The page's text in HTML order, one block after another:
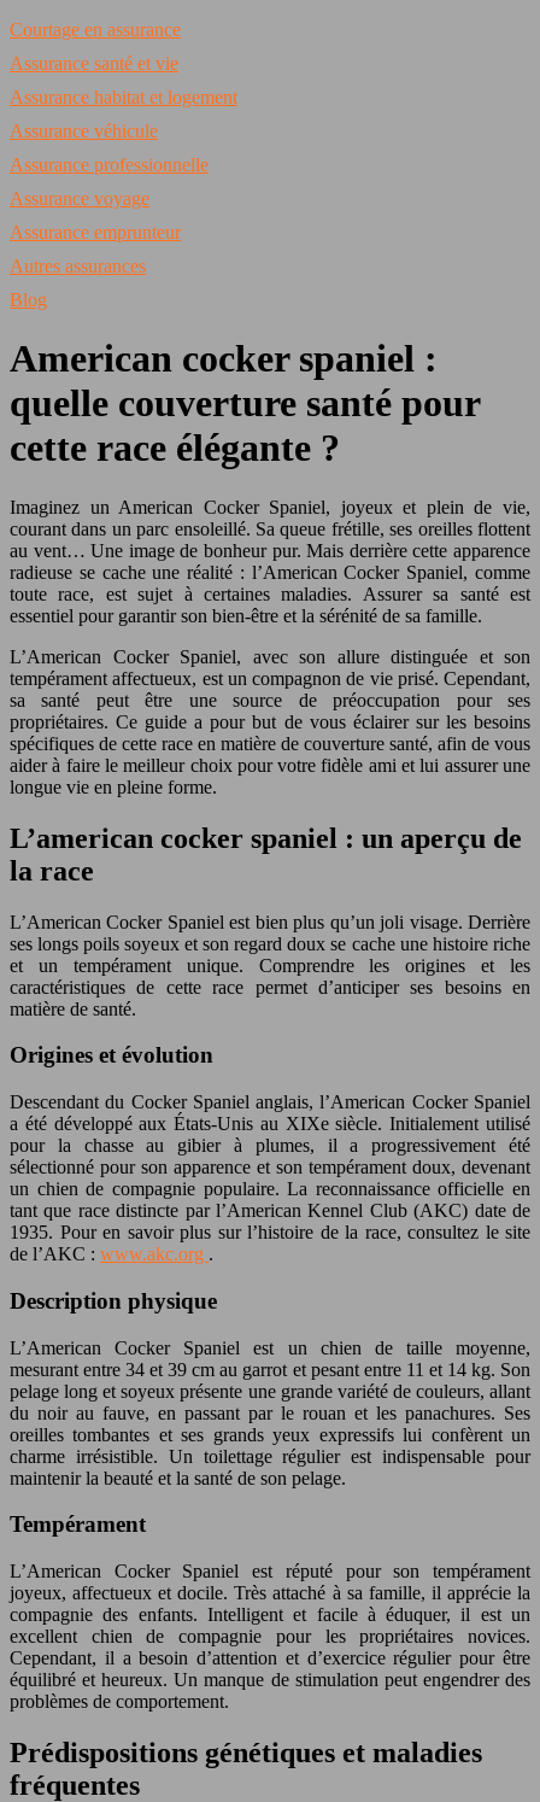
Courtage en assurance
Assurance santé et vie
Assurance habitat et logement
Assurance véhicule
Assurance professionnelle
Assurance voyage
Assurance emprunteur
Autres assurances
Blog
American cocker spaniel :
quelle couverture santé pour
cette race élégante ?
Imaginez un American Cocker Spaniel, joyeux et plein de vie,
courant dans un parc ensoleillé. Sa queue frétille, ses oreilles flottent
au vent… Une image de bonheur pur. Mais derrière cette apparence
radieuse se cache une réalité : l’American Cocker Spaniel, comme
toute race, est sujet à certaines maladies. Assurer sa santé est
essentiel pour garantir son bien-être et la sérénité de sa famille.
L’American Cocker Spaniel, avec son allure distinguée et son
tempérament affectueux, est un compagnon de vie prisé. Cependant,
sa santé peut être une source de préoccupation pour ses
propriétaires. Ce guide a pour but de vous éclairer sur les besoins
spécifiques de cette race en matière de couverture santé, afin de vous
aider à faire le meilleur choix pour votre fidèle ami et lui assurer une
longue vie en pleine forme.
L’american cocker spaniel : un aperçu de
la race
L’American Cocker Spaniel est bien plus qu’un joli visage. Derrière
ses longs poils soyeux et son regard doux se cache une histoire riche
et un tempérament unique. Comprendre les origines et les
caractéristiques de cette race permet d’anticiper ses besoins en
matière de santé.
Origines et évolution
Descendant du Cocker Spaniel anglais, l’American Cocker Spaniel
a été développé aux États-Unis au XIXe siècle. Initialement utilisé
pour la chasse au gibier à plumes, il a progressivement été
sélectionné pour son apparence et son tempérament doux, devenant
un chien de compagnie populaire. La reconnaissance officielle en
tant que race distincte par l’American Kennel Club (AKC) date de
1935. Pour en savoir plus sur l’histoire de la race, consultez le site
de l’AKC : www.akc.org .
Description physique
L’American Cocker Spaniel est un chien de taille moyenne,
mesurant entre 34 et 39 cm au garrot et pesant entre 11 et 14 kg. Son
pelage long et soyeux présente une grande variété de couleurs, allant
du noir au fauve, en passant par le rouan et les panachures. Ses
oreilles tombantes et ses grands yeux expressifs lui confèrent un
charme irrésistible. Un toilettage régulier est indispensable pour
maintenir la beauté et la santé de son pelage.
Tempérament
L’American Cocker Spaniel est réputé pour son tempérament
joyeux, affectueux et docile. Très attaché à sa famille, il apprécie la
compagnie des enfants. Intelligent et facile à éduquer, il est un
excellent chien de compagnie pour les propriétaires novices.
Cependant, il a besoin d’attention et d’exercice régulier pour être
équilibré et heureux. Un manque de stimulation peut engendrer des
problèmes de comportement.
Prédispositions génétiques et maladies
fréquentes